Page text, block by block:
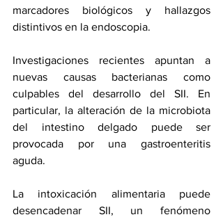
marcadores biológicos y hallazgos
distintivos en la endoscopia.
Investigaciones recientes apuntan a
nuevas causas bacterianas como
culpables del desarrollo del SII. En
particular, la alteración de la microbiota
del intestino delgado puede ser
provocada por una gastroenteritis
aguda.
La intoxicación alimentaria puede
desencadenar SII, un fenómeno